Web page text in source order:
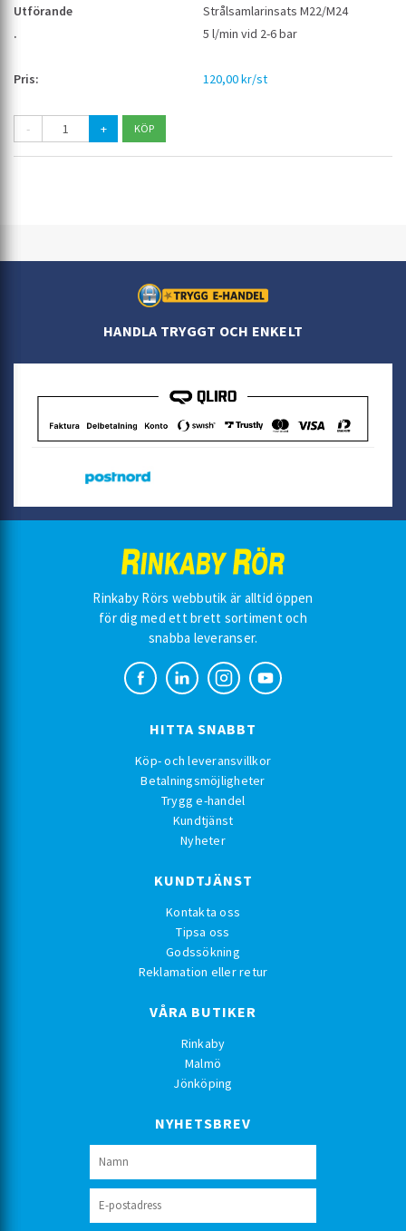
Strålsamlarinsats M22/M24
5 l/min vid 2-6 bar
120,00 kr/st
- +
HANDLA TRYGGT OCH ENKELT
Rinkaby Rörs webbutik är alltid öppen
för dig med ett brett sortiment och
snabba leveranser.
HITTA SNABBT
Köp- och leveransvillkor
Betalningsmöjligheter
Trygg e-handel
Kundtjänst
Nyheter
KUNDTJÄNST
Kontakta oss
Tipsa oss
Godssökning
Reklamation eller retur
VÅRA BUTIKER
Rinkaby
Malmö
Jönköping
NYHETSBREV